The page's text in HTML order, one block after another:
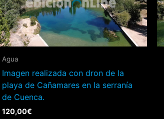
Agua
Imagen realizada con dron de la
playa de Cañamares en la serranía
de Cuenca.
120,00€